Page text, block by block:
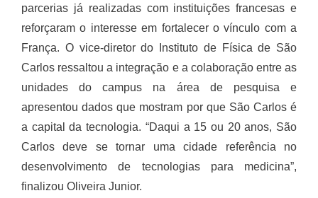
parcerias já realizadas com instituições francesas e
reforçaram o interesse em fortalecer o vínculo com a
França. O vice-diretor do Instituto de Física de São
Carlos ressaltou a integração e a colaboração entre as
unidades do campus na área de pesquisa e
apresentou dados que mostram por que São Carlos é
a capital da tecnologia. “Daqui a 15 ou 20 anos, São
Carlos deve se tornar uma cidade referência no
desenvolvimento de tecnologias para medicina”,
finalizou Oliveira Junior.